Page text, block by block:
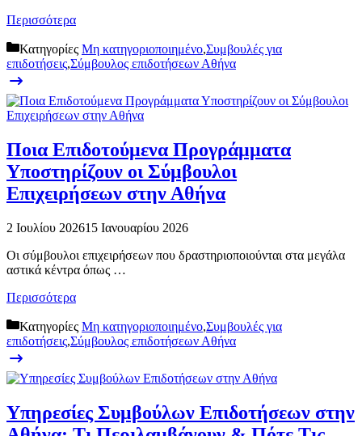
Περισσότερα
Κατηγορίες Μη κατηγοριοποιημένο,Συμβουλές για
επιδοτήσεις,Σύμβουλος επιδοτήσεων Αθήνα
Ποια Επιδοτούμενα Προγράμματα
Υποστηρίζουν οι Σύμβουλοι
Επιχειρήσεων στην Αθήνα
2 Ιουλίου 202615 Ιανουαρίου 2026
Οι σύμβουλοι επιχειρήσεων που δραστηριοποιούνται στα μεγάλα
αστικά κέντρα όπως …
Περισσότερα
Κατηγορίες Μη κατηγοριοποιημένο,Συμβουλές για
επιδοτήσεις,Σύμβουλος επιδοτήσεων Αθήνα
Υπηρεσίες Συμβούλων Επιδοτήσεων στην